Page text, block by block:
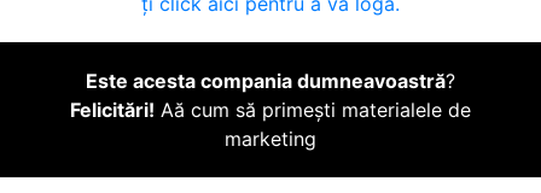
Este acesta compania dumneavoastră?
Felicitări! Aă cum să primești materialele de
marketing